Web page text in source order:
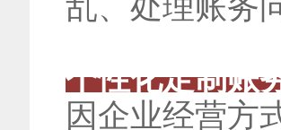
乱、处理账务
个性化定制账
因企业经营方